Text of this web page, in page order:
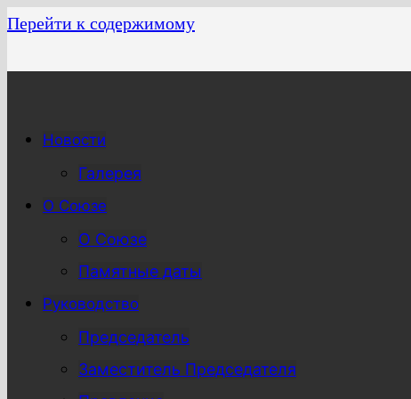
Перейти к содержимому
Новости
Галерея
О Союзе
О Союзе
Памятные даты
Руководство
Председатель
Заместитель Председателя